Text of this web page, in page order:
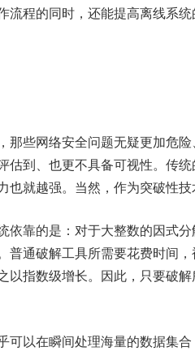
程的同时，还能提高离线系统
那些网络安全问题无疑更加危
估到、也更不具备可视性。传
就越强。当然，作为突破性技
依靠的是：对于大整数的因式
普通破解工具所需要花费时间
以指数级增长。因此，只要破
可以在瞬间处理海量的数据集